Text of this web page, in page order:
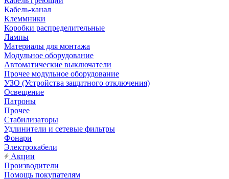
Кабель-канал
Клеммники
Коробки распределительные
Лампы
Материалы для монтажа
Модульное оборудование
Автоматические выключатели
Прочее модульное оборудование
УЗО (Устройства защитного отключения)
Освещение
Патроны
Прочее
Стабилизаторы
Удлинители и сетевые фильтры
Фонари
Электрокабели
Акции
Производители
Помощь покупателям